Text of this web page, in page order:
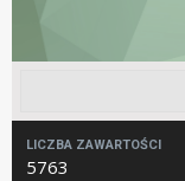
LICZBA ZAWARTOŚCI
5763